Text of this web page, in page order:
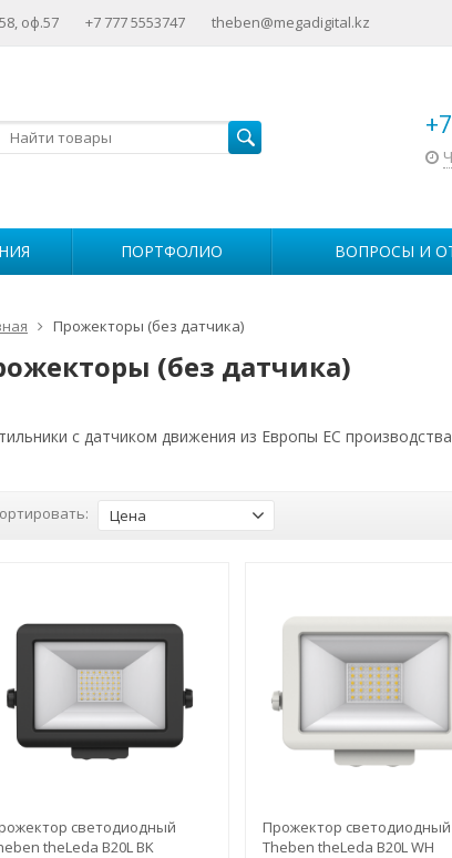
оф.57 +7 777 5553747 theben@megadigital.kz
ПОРТФОЛИО ВОПРОСЫ И
Прожекторы (без датчика)
(без датчика)
с датчиком движения из Европы ЕС
Цена
светодиодный
theLeda B20L BK
Прожектор светодиодный
Theben theLeda B20L WH